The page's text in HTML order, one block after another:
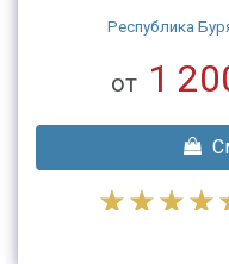
Республика
от 1